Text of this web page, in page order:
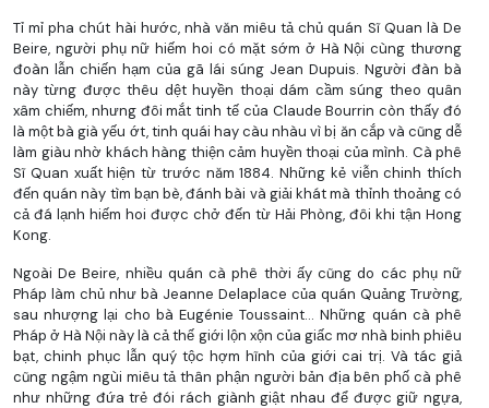
Tỉ mỉ pha chút hài hước, nhà văn miêu tả chủ quán Sĩ Quan là De
Beire, người phụ nữ hiếm hoi có mặt sớm ở Hà Nội cùng thương
đoàn lẫn chiến hạm của gã lái súng Jean Dupuis. Người đàn bà
này từng được thêu dệt huyền thoại dám cầm súng theo quân
xâm chiếm, nhưng đôi mắt tinh tế của Claude Bourrin còn thấy đó
là một bà già yếu ớt, tinh quái hay càu nhàu vì bị ăn cắp và cũng dễ
làm giàu nhờ khách hàng thiện cảm huyền thoại của mình. Cà phê
Sĩ Quan xuất hiện từ trước năm 1884. Những kẻ viễn chinh thích
đến quán này tìm bạn bè, đánh bài và giải khát mà thỉnh thoảng có
cả đá lạnh hiếm hoi được chở đến từ Hải Phòng, đôi khi tận Hong
Kong.
Ngoài De Beire, nhiều quán cà phê thời ấy cũng do các phụ nữ
Pháp làm chủ như bà Jeanne Delaplace của quán Quảng Trường,
sau nhượng lại cho bà Eugénie Toussaint... Những quán cà phê
Pháp ở Hà Nội này là cả thế giới lộn xộn của giấc mơ nhà binh phiêu
bạt, chinh phục lẫn quý tộc hợm hĩnh của giới cai trị. Và tác giả
cũng ngậm ngùi miêu tả thân phận người bản địa bên phố cà phê
như những đứa trẻ đói rách giành giật nhau để được giữ ngựa,